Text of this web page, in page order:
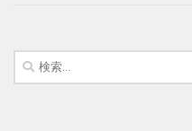
検
索: